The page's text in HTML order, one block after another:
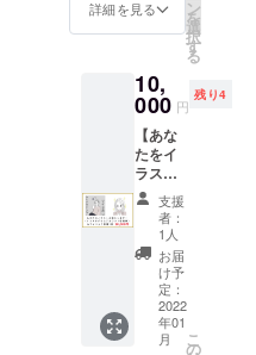
いをさ
で、何
でもお
気軽に
ご質問
くださ
いね。
リト
リート
では、
普段は
お話で
きない
ような
プライ
ベート
使い方
の解説
す！ こ
ちら国
内配送
に限り
お送り
いたし
ます。
視聴参
メール
にてお
送りい
たしま
す。 収
録日
時：
2021
年 12
月2日
（木）
20:00~
22:00
で公言
ださ
い。 ※
こちら
のリ
ターン
は、公
開コン
サルの
視聴権
となり
ます。
質問へ
のお答
えはお
約束出
ンは少
ないほ
げま
す」５
冊。 ・
ふじあ
や直筆
サイン
入り。
をお送
りしま
す。 ・
お電話
をさせ
ていた
だく日
時を
詳細を見る ン
を
選
択
す
る
10,
000 円
残り4
【あな
たをイ
ラスト
で描き
ます！
＆サイ
ン付き
書籍１
冊】 あ
なたを
イラス
トで描
支援
者：
1人
お届
け予
定：
2022
年01
月
こ
の